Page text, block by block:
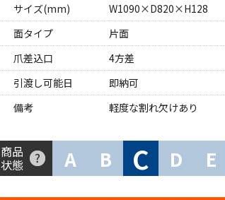
サイズ(mm)
W1090×D820×H128
面タイプ
片面
爪差込口
4方差
引渡し可能日
即納可
備考
軽度な割れ欠けあり
商品
状態 A B C D E